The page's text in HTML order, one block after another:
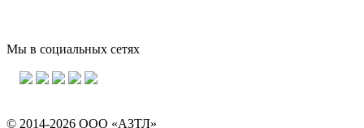
Мы в социальных сетях
© 2014-2026 ООО «АЗТЛ»